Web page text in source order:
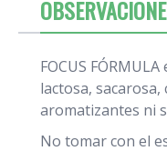
FOCUS
lactosa,
aromatizantes ni
No tomar con el